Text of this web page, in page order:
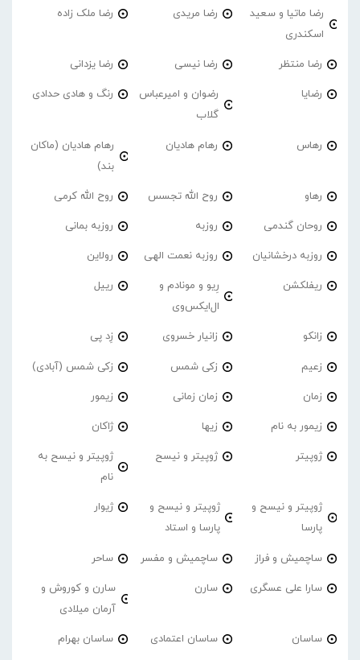
رضا ماتیا و سعید
اسکندری
رضا مریدی رضا ملک زاده
رضا منتظر رضا نیسی رضا یزدانی
رضایا
رضوان و امیرعباس
گلاب
رنگ و هادی حدادی
رهاس رهام هادیان
رهام هادیان (ماکان
بند)
رهاو روح الله تجسس روح الله کرمی
روحان گندمی روزبه روزبه بمانی
روزبه درخشانیان روزبه نعمت الهی رولاین
ریفلکشن
رِیو و مونادم و
ال‌ایکس‌وی
رییل
زانکو زانیار خسروی زِد پی
زعیم زکی شمس زکی شمس (آبادی)
زمان زمان زمانی زیمور
زیمور به نام زیها ژاکان
ژوپیتر ژوپیتر و نیسح
ژوپیتر و نیسح به
نام
ژوپیتر و نیسح و
پارسا
ژوپیتر و نیسح و
پارسا و استاد
ژیوار
ساچمیش و فراز ساچمیش و مفسر ساحر
سارا علی عسگری سارن
سارن و کوروش و
آرمان میلادی
ساسان ساسان اعتمادی ساسان بهرام